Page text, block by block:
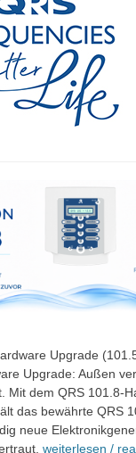
Upgrade
Upgrade: Außen
Mit dem QRS 101.8-
das bewährte QRS
neue
weiterlesen /